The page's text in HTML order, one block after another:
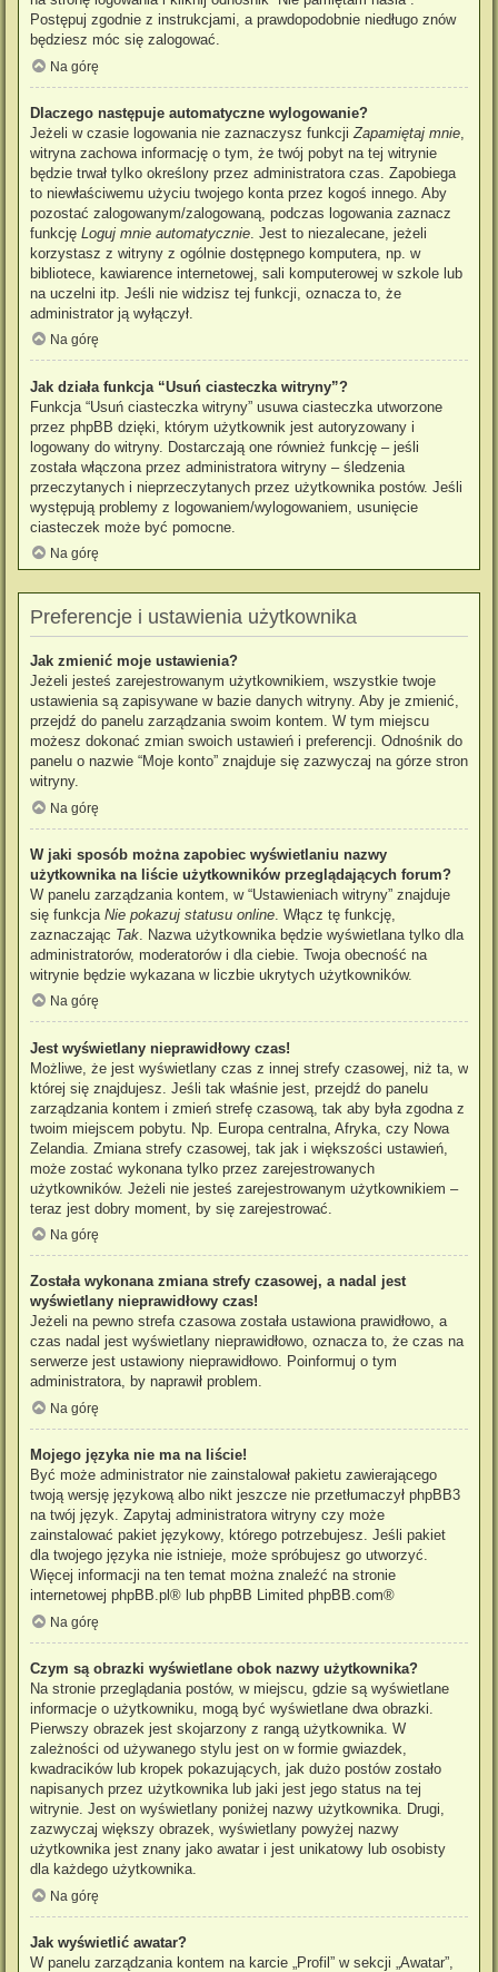
Postępuj zgodnie z instrukcjami, a prawdopodobnie niedługo znów
będziesz móc się zalogować.
Na górę
Dlaczego następuje automatyczne wylogowanie?
Jeżeli w czasie logowania nie zaznaczysz funkcji Zapamiętaj mnie
witryna zachowa informację o tym, że twój pobyt na tej witrynie
będzie trwał tylko określony przez administratora czas. Zapobiega
to niewłaściwemu użyciu twojego konta przez kogoś innego. Aby
pozostać zalogowanym/zalogowaną, podczas logowania zaznacz
funkcję Loguj mnie automatycznie . Jest to niezalecane, jeżeli
korzystasz z witryny z ogólnie dostępnego komputera, np. w
bibliotece, kawiarence internetowej, sali komputerowej w szkole lub
na uczelni itp. Jeśli nie widzisz tej funkcji, oznacza to, że
administrator ją wyłączył.
Na górę
Jak działa funkcja “Usuń ciasteczka witryny”?
Funkcja “Usuń ciasteczka witryny” usuwa ciasteczka utworzone
przez phpBB dzięki, którym użytkownik jest autoryzowany i
logowany do witryny. Dostarczają one również funkcję – jeśli
została włączona przez administratora witryny – śledzenia
przeczytanych i nieprzeczytanych przez użytkownika postów. Jeśli
występują problemy z logowaniem/wylogowaniem, usunięcie
ciasteczek może być pomocne.
Na górę
Preferencje i ustawienia użytkownika
Jak zmienić moje ustawienia?
Jeżeli jesteś zarejestrowanym użytkownikiem, wszystkie twoje
ustawienia są zapisywane w bazie danych witryny. Aby je zmienić,
przejdź do panelu zarządzania swoim kontem. W tym miejscu
możesz dokonać zmian swoich ustawień i preferencji. Odnośnik do
panelu o nazwie “Moje konto” znajduje się zazwyczaj na górze stron
witryny.
Na górę
W jaki sposób można zapobiec wyświetlaniu nazwy
użytkownika na liście użytkowników przeglądających forum?
W panelu zarządzania kontem, w “Ustawieniach witryny” znajduje
się funkcja Nie pokazuj statusu online . Włącz tę funkcję,
zaznaczając Tak . Nazwa użytkownika będzie wyświetlana tylko dla
administratorów, moderatorów i dla ciebie. Twoja obecność na
witrynie będzie wykazana w liczbie ukrytych użytkowników.
Na górę
Jest wyświetlany nieprawidłowy czas!
Możliwe, że jest wyświetlany czas z innej strefy czasowej, niż ta, w
której się znajdujesz. Jeśli tak właśnie jest, przejdź do panelu
zarządzania kontem i zmień strefę czasową, tak aby była zgodna z
twoim miejscem pobytu. Np. Europa centralna, Afryka, czy Nowa
Zelandia. Zmiana strefy czasowej, tak jak i większości ustawień,
może zostać wykonana tylko przez zarejestrowanych
użytkowników. Jeżeli nie jesteś zarejestrowanym użytkownikiem –
teraz jest dobry moment, by się zarejestrować.
Na górę
Została wykonana zmiana strefy czasowej, a nadal jest
wyświetlany nieprawidłowy czas!
Jeżeli na pewno strefa czasowa została ustawiona prawidłowo, a
czas nadal jest wyświetlany nieprawidłowo, oznacza to, że czas na
serwerze jest ustawiony nieprawidłowo. Poinformuj o tym
administratora, by naprawił problem.
Na górę
Mojego języka nie ma na liście!
Być może administrator nie zainstalował pakietu zawierającego
twoją wersję językową albo nikt jeszcze nie przetłumaczył phpBB3
na twój język. Zapytaj administratora witryny czy może
zainstalować pakiet językowy, którego potrzebujesz. Jeśli pakiet
dla twojego języka nie istnieje, może spróbujesz go utworzyć.
Więcej informacji na ten temat można znaleźć na stronie
internetowej phpBB.pl ® lub phpBB Limited phpBB.com®
Na górę
Czym są obrazki wyświetlane obok nazwy użytkownika?
Na stronie przeglądania postów, w miejscu, gdzie są wyświetlane
informacje o użytkowniku, mogą być wyświetlane dwa obrazki.
Pierwszy obrazek jest skojarzony z rangą użytkownika. W
zależności od używanego stylu jest on w formie gwiazdek,
kwadracików lub kropek pokazujących, jak dużo postów zostało
napisanych przez użytkownika lub jaki jest jego status na tej
witrynie. Jest on wyświetlany poniżej nazwy użytkownika. Drugi,
zazwyczaj większy obrazek, wyświetlany powyżej nazwy
użytkownika jest znany jako awatar i jest unikatowy lub osobisty
dla każdego użytkownika.
Na górę
Jak wyświetlić awatar?
W panelu zarządzania kontem na karcie „Profil” w sekcji „Awatar”,